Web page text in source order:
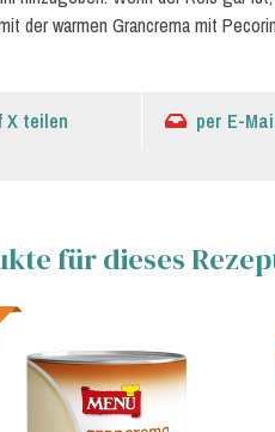
der warmen Grancrema mit
X teilen per E-
für dieses